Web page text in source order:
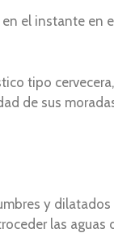
el instante en
tipo
de sus
y
las